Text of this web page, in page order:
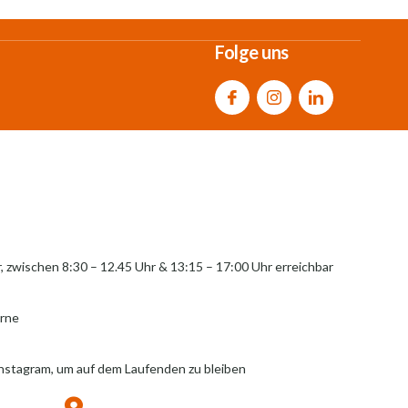
Folge uns
zwischen 8:30 – 12.45 Uhr & 13:15 – 17:00 Uhr erreichbar
um auf dem Laufenden zu bleiben